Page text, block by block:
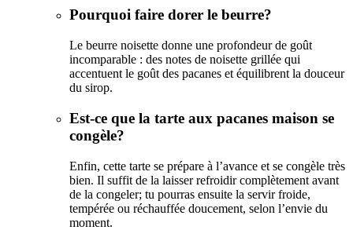
Pourquoi faire dorer le beurre?
Le beurre noisette donne une profondeur de goût
incomparable : des notes de noisette grillée qui
accentuent le goût des pacanes et équilibrent la douceur
du sirop.
Est-ce que la tarte aux pacanes maison se
congèle?
Enfin, cette tarte se prépare à l’avance et se congèle très
bien. Il suffit de la laisser refroidir complètement avant
de la congeler; tu pourras ensuite la servir froide,
tempérée ou réchauffée doucement, selon l’envie du
moment.